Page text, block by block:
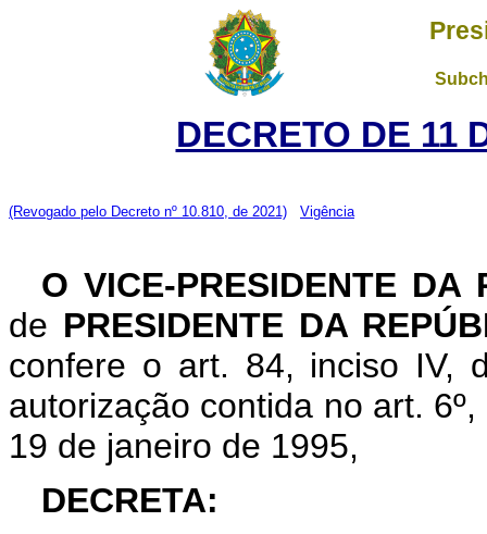
DECRETO DE 11
(Revogado pelo Decreto nº 10.810, de 2021) Vigência
O VICE-PRESIDENTE DA
de PRESIDENTE DA
confere o art. 84, inciso IV,
autorização contida no art.
19 de janeiro de 1995,
DECRETA: